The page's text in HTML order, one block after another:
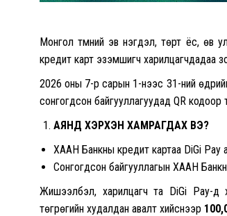
Монгол түмний эв нэгдэл, төрт ёс, өв
кредит карт эзэмшигч харилцагчдадаа
2026 оны 7-р сарын 1-нээс 31-ний
сонгогдсон байгууллагуудад QR кодоор
АЯНД ХЭРХЭН ХАМРАГДАХ ВЭ?
ХААН Банкны кредит картаа DiGi Pay
Сонгогдсон байгууллагын ХААН
Жишээлбэл, харилцагч та DiGi Pay-д
төгрөгийн худалдан авалт хийснээр